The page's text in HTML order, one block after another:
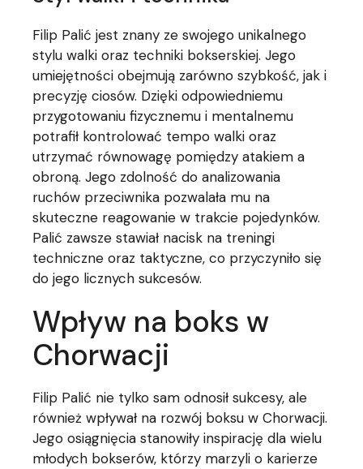
Filip Palić jest znany ze swojego unikalnego
stylu walki oraz techniki bokserskiej. Jego
umiejętności obejmują zarówno szybkość, jak i
precyzję ciosów. Dzięki odpowiedniemu
przygotowaniu fizycznemu i mentalnemu
potrafił kontrolować tempo walki oraz
utrzymać równowagę pomiędzy atakiem a
obroną. Jego zdolność do analizowania
ruchów przeciwnika pozwalała mu na
skuteczne reagowanie w trakcie pojedynków.
Palić zawsze stawiał nacisk na treningi
techniczne oraz taktyczne, co przyczyniło się
do jego licznych sukcesów.
Wpływ na boks w
Chorwacji
Filip Palić nie tylko sam odnosił sukcesy, ale
również wpływał na rozwój boksu w Chorwacji.
Jego osiągnięcia stanowiły inspirację dla wielu
młodych bokserów, którzy marzyli o karierze